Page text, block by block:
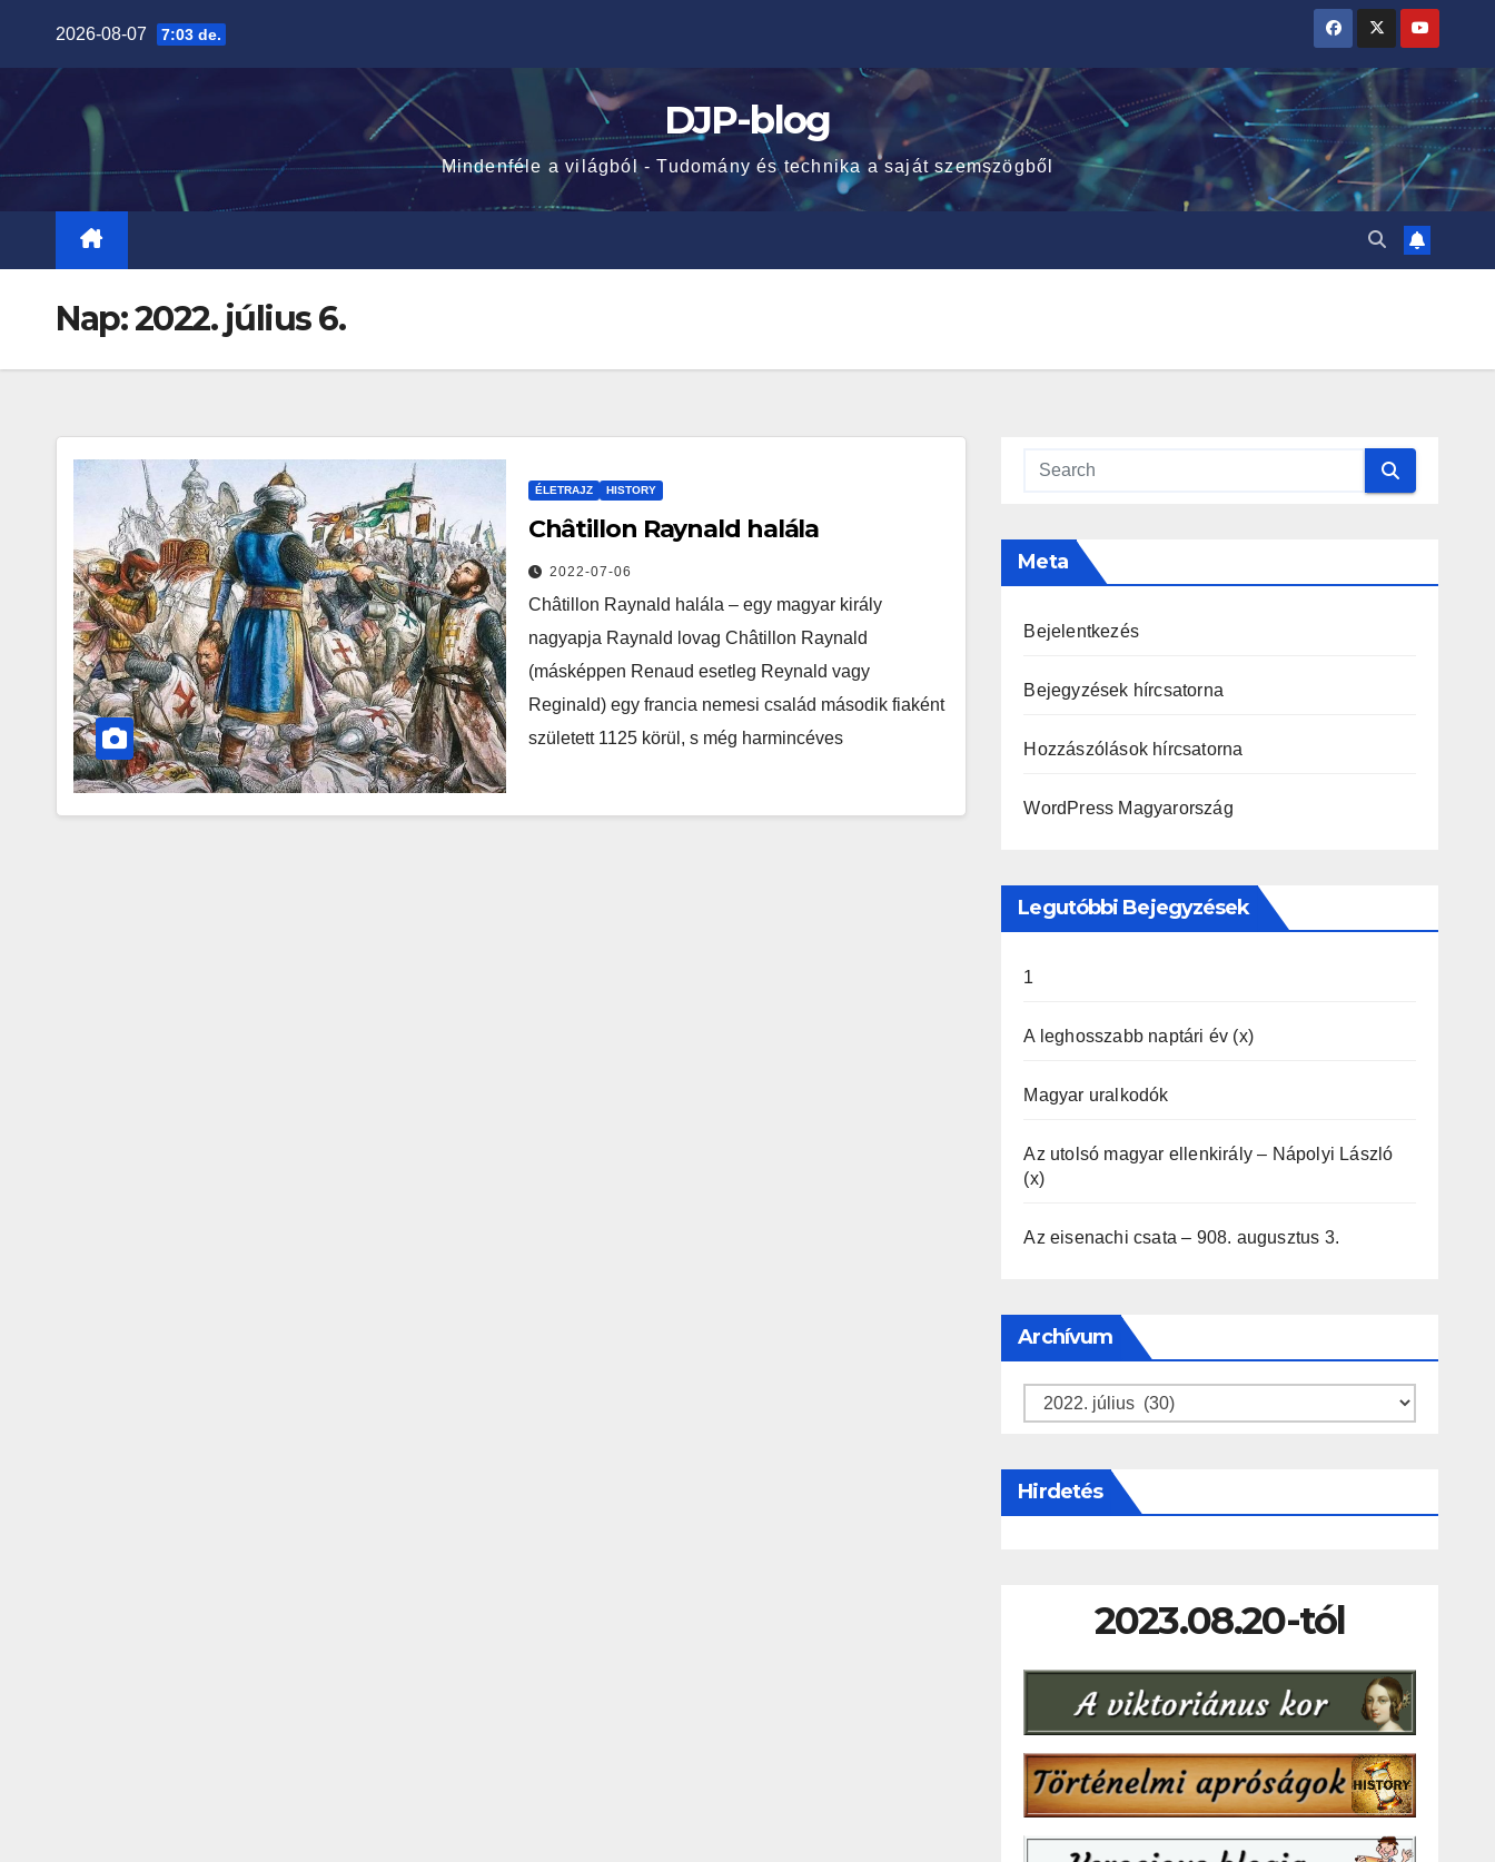
content
2026-08-07 7:03 de.
DJP-blog
Mindenféle a világból - Tudomány és technika a saját szemszögből
Nap:2022. július 6.
ÉLETRAJZ HISTORY
Châtillon Raynald halála
2022-07-06
Châtillon Raynald halála – egy magyar király
nagyapja Raynald lovag Châtillon Raynald
(másképpen Renaud esetleg Reynald vagy
Reginald) egy francia nemesi család második fiaként
született 1125 körül, s még harmincéves
Meta
Bejelentkezés
Bejegyzések hírcsatorna
Hozzászólások hírcsatorna
WordPress Magyarország
Legutóbbi Bejegyzések
1
A leghosszabb naptári év (x)
Magyar uralkodók
Az utolsó magyar ellenkirály – Nápolyi László
(x)
Az eisenachi csata – 908. augusztus 3.
Archívum
Archívum
Hirdetés
2023.08.20-tól